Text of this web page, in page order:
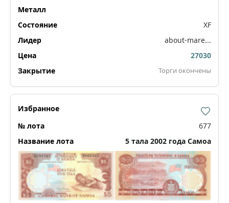
XF
about-mare...
27030
Торги окончены
677
5 тала 2002 года Самоа